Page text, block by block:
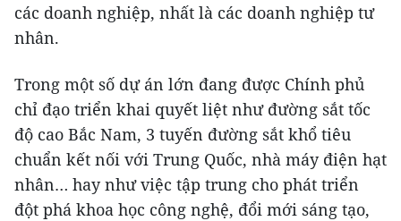
các doanh nghiệp, nhất là các doanh nghiệp tư
nhân.
Trong một số dự án lớn đang được Chính phủ
chỉ đạo triển khai quyết liệt như đường sắt tốc
độ cao Bắc Nam, 3 tuyến đường sắt khổ tiêu
chuẩn kết nối với Trung Quốc, nhà máy điện hạt
nhân… hay như việc tập trung cho phát triển
đột phá khoa học công nghệ, đổi mới sáng tạo,